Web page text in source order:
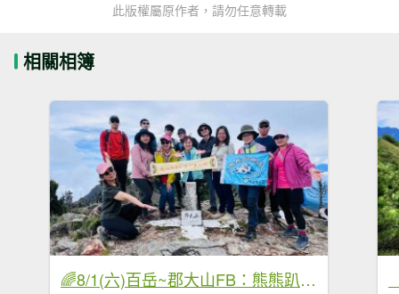
此版權屬原作者，請勿任意轉載
相關相簿
🌈8/1(六)百岳~郡大山FB：熊熊趴爬走(富裕登山社)🌈